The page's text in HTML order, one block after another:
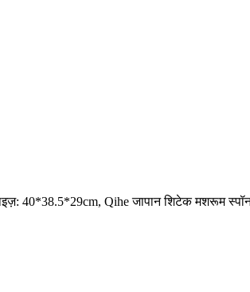
40*38.5*29cm, Qihe जापान शिटेक मशरूम